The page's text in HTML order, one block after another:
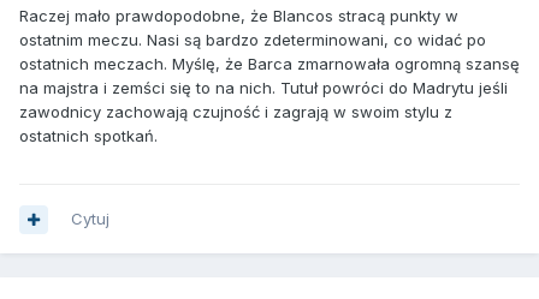
Raczej mało prawdopodobne, że Blancos stracą punkty w
ostatnim meczu. Nasi są bardzo zdeterminowani, co widać po
ostatnich meczach. Myślę, że Barca zmarnowała ogromną szansę
na majstra i zemści się to na nich. Tutuł powróci do Madrytu jeśli
zawodnicy zachowają czujność i zagrają w swoim stylu z
ostatnich spotkań.
Cytuj